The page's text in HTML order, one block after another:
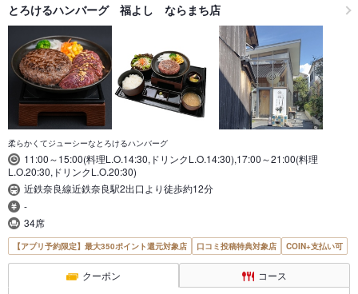
とろけるハンバーグ 福よし ならまち店
柔らかくてジューシーなとろけるハンバーグ
11:00～15:00(料理L.O.14:30,ドリンクL.O.14:30),17:00～21:00(料理
L.O.20:30,ドリンクL.O.20:30)
近鉄奈良線近鉄奈良駅2出口より徒歩約12分
-
34席
【アプリ予約限定】最大350ポイント還元対象店 口コミ投稿特典対象店 COIN+支払い可
クーポン コース